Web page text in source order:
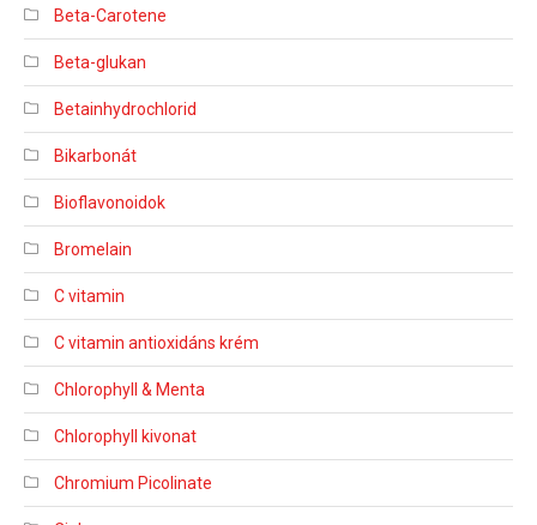
Beta-Carotene
Beta-glukan
Betainhydrochlorid
Bikarbonát
Bioflavonoidok
Bromelain
C vitamin
C vitamin antioxidáns krém
Chlorophyll & Menta
Chlorophyll kivonat
Chromium Picolinate